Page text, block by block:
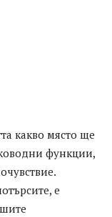
какво място ще
функции,
е